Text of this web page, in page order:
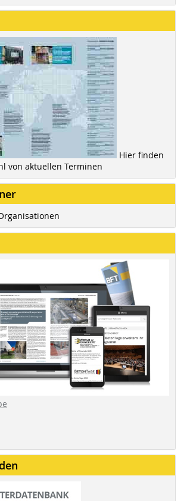
Hier finden
von aktuellen Terminen